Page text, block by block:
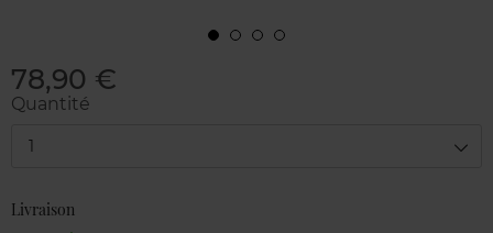
78,90 €
Quantité
1
Livraison